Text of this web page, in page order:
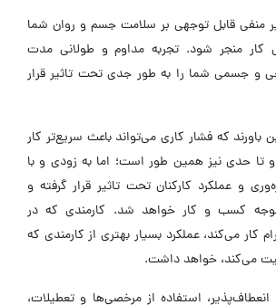
منفی قابل توجهی بر سلامت جسم و روان شما
منجر شود. تجربه مداوم و طولانی مدت
و جسمی شما را به طور جدی تحت تاثیر قرار
باورند که فشار کاری می‌تواند باعث سریع‌تر کار
تا حدی نیز همین طور است؛ اما به زودی و با
و عملکرد کارکنان تحت تاثیر قرار گرفته و
کسب و کار خواهد شد. کارمندی که در
کار می‌کند، عملکرد بسیار بهتری از کارمندی که
می‌کند، خواهد داشت.
استفاده از مرخصی‌ها و تعطیلات،